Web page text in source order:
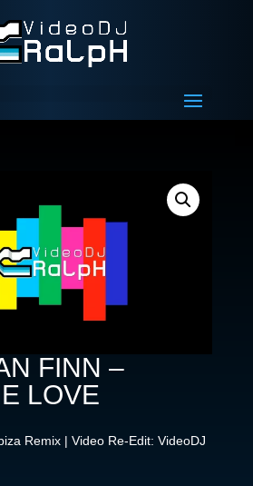
FINN –
LOVE
Remix | Video Re-Edit: VideoDJ